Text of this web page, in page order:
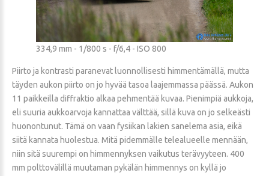
334,9 mm - 1/800 s - f/6,4 - ISO 800
Piirto ja kontrasti paranevat luonnollisesti himmentämällä, mutta
täyden aukon piirto on jo hyvää tasoa laajemmassa päässä. Aukon
11 paikkeilla diffraktio alkaa pehmentää kuvaa. Pienimpiä aukkoja,
eli suuria aukkoarvoja kannattaa välttää, sillä kuva on jo selkeästi
huonontunut. Tämä on vaan fysiikan lakien sanelema asia, eikä
siitä kannata huolestua. Mitä pidemmälle telealueelle mennään,
niin sitä suurempi on himmennyksen vaikutus terävyyteen. 400
mm polttovälillä muutaman pykälän himmennys on kyllä jo